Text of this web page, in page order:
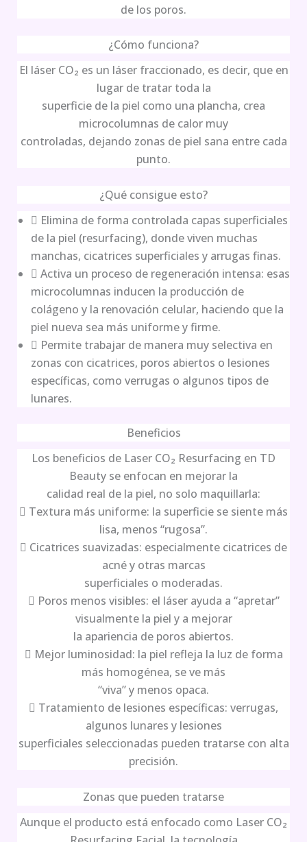
de los poros.
¿Cómo funciona?
El láser CO₂ es un láser fraccionado, es decir, que en
lugar de tratar toda la
superficie de la piel como una plancha, crea
microcolumnas de calor muy
controladas, dejando zonas de piel sana entre cada
punto.
¿Qué consigue esto?
 Elimina de forma controlada capas superficiales
de la piel (resurfacing), donde viven muchas
manchas, cicatrices superficiales y arrugas finas.
 Activa un proceso de regeneración intensa: esas
microcolumnas inducen la producción de
colágeno y la renovación celular, haciendo que la
piel nueva sea más uniforme y firme.
 Permite trabajar de manera muy selectiva en
zonas con cicatrices, poros abiertos o lesiones
específicas, como verrugas o algunos tipos de
lunares.
Beneficios
Los beneficios de Laser CO₂ Resurfacing en TD
Beauty se enfocan en mejorar la
calidad real de la piel, no solo maquillarla:
 Textura más uniforme: la superficie se siente más
lisa, menos “rugosa”.
 Cicatrices suavizadas: especialmente cicatrices de
acné y otras marcas
superficiales o moderadas.
 Poros menos visibles: el láser ayuda a “apretar”
visualmente la piel y a mejorar
la apariencia de poros abiertos.
 Mejor luminosidad: la piel refleja la luz de forma
más homogénea, se ve más
“viva” y menos opaca.
 Tratamiento de lesiones específicas: verrugas,
algunos lunares y lesiones
superficiales seleccionadas pueden tratarse con alta
precisión.
Zonas que pueden tratarse
Aunque el producto está enfocado como Laser CO₂